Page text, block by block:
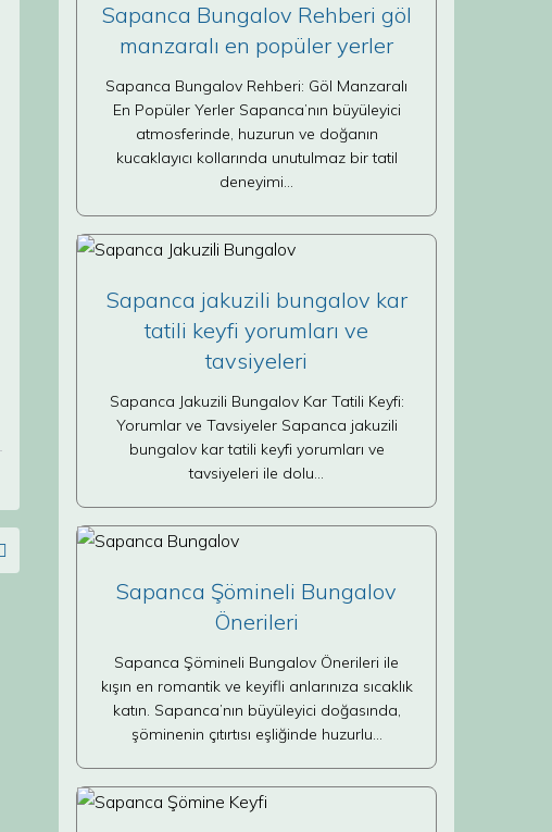
Sapanca Bungalov Rehberi göl
manzaralı en popüler yerler
Sapanca Bungalov Rehberi: Göl Manzaralı
En Popüler Yerler Sapanca’nın büyüleyici
atmosferinde, huzurun ve doğanın
kucaklayıcı kollarında unutulmaz bir tatil
deneyimi…
Sapanca jakuzili bungalov kar
tatili keyfi yorumları ve
tavsiyeleri
Sapanca Jakuzili Bungalov Kar Tatili Keyfi:
Yorumlar ve Tavsiyeler Sapanca jakuzili
bungalov kar tatili keyfi yorumları ve
tavsiyeleri ile dolu…
Sapanca Şömineli Bungalov
Önerileri
Sapanca Şömineli Bungalov Önerileri ile
kışın en romantik ve keyifli anlarınıza sıcaklık
katın. Sapanca’nın büyüleyici doğasında,
şöminenin çıtırtısı eşliğinde huzurlu…